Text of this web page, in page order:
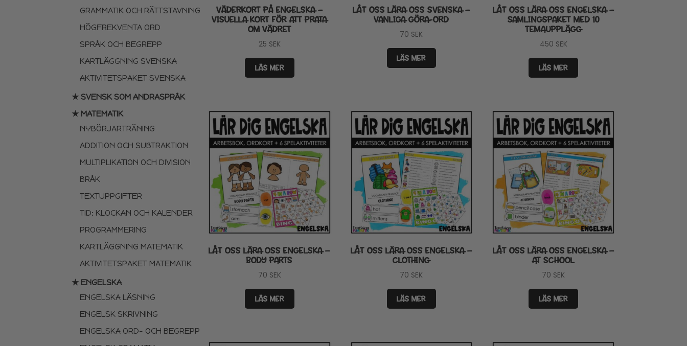
GRAMMATIK OCH RÄTTSTAVNING
HÖGFREKVENTA ORD
SPRÅK OCH BEGREPP
KARTLÄGGNING SVENSKA
AKTIVITETSPAKET SVENSKA
★ SVENSK SOM ANDRASPRÅK
★ MATEMATIK
NYBÖRJARTRÄNING
ADDITION OCH SUBTRAKTION
MULTIPLIKATION OCH DIVISION
BRÅK
TEXTUPPGIFTER
TID: KLOCKAN OCH KALENDER
PROGRAMMERING
KARTLÄGGNING MATEMATIK
AKTIVITETSPAKET MATEMATIK
★ ENGELSKA
ENGELSKA LÄSNING
ENGELSK SKRIVNING
ENGELSKA ORD- OCH BEGREPP
VÄDERKORT PÅ ENGELSKA –
VISUELLA KORT FÖR ATT PRATA
OM VÄDRET
25 SEK
LÄS MER
LÅT OSS LÄRA OSS SVENSKA –
VANLIGA GÖRA-ORD
70 SEK
LÄS MER
LÅT OSS LÄRA OSS ENGELSKA –
SAMLINGSPAKET MED 10
TEMAUPPLÄGG
450 SEK
LÄS MER
LÅT OSS LÄRA OSS ENGELSKA –
BODY PARTS
70 SEK
LÄS MER
LÅT OSS LÄRA OSS ENGELSKA –
CLOTHING
70 SEK
LÄS MER
LÅT OSS LÄRA OSS ENGELSKA –
AT SCHOOL
70 SEK
LÄS MER